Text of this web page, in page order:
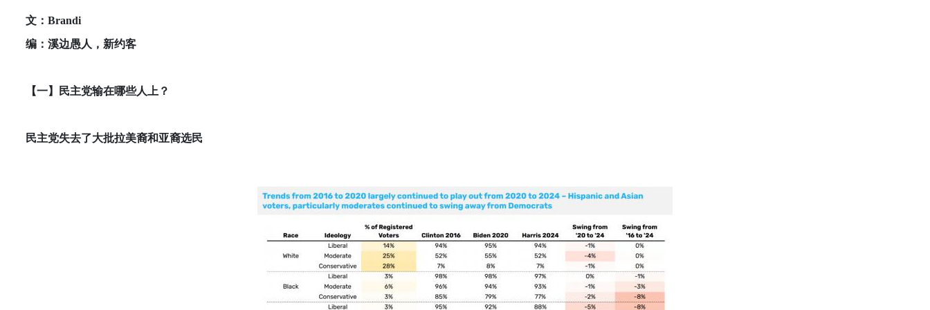
文：Brandi
编：溪边愚人，新约客
【一】民主党输在哪些人上？
民主党失去了大批拉美裔和亚裔选民